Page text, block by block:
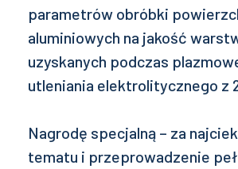
parametrów obróbki
aluminiowych na jakość
uzyskanych podczas
utleniania elektrolitycznego z
Nagrodę specjalną – za
tematu i przeprowadzenie